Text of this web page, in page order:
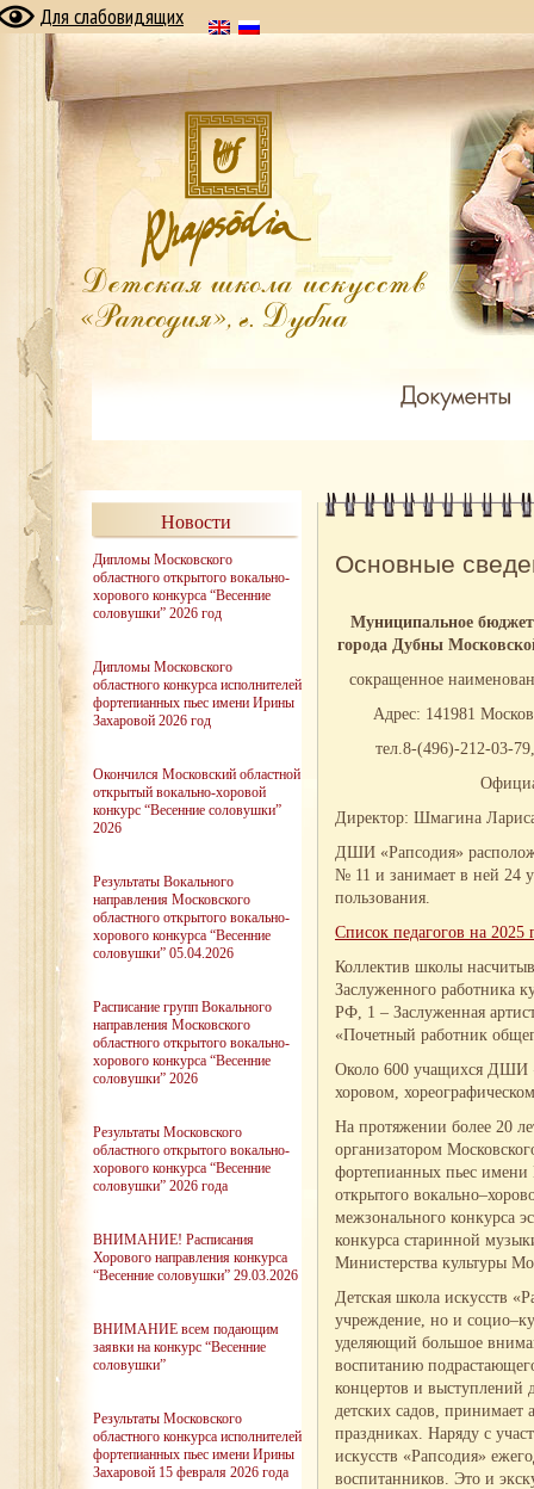
Для слабовидящих
Новости
Дипломы Московского
областного открытого вокально-
хорового конкурса “Весенние
соловушки” 2026 год
Дипломы Московского
областного конкурса исполнителей
фортепианных пьес имени Ирины
Захаровой 2026 год
Окончился Московский областной
открытый вокально-хоровой
конкурс “Весенние соловушки”
2026
Результаты Вокального
направления Московского
областного открытого вокально-
хорового конкурса “Весенние
соловушки” 05.04.2026
Расписание групп Вокального
направления Московского
областного открытого вокально-
хорового конкурса “Весенние
соловушки” 2026
Результаты Московского
областного открытого вокально-
хорового конкурса “Весенние
соловушки” 2026 года
ВНИМАНИЕ! Расписания
Хорового направления конкурса
“Весенние соловушки” 29.03.2026
ВНИМАНИЕ всем подающим
заявки на конкурс “Весенние
соловушки”
Результаты Московского
областного конкурса исполнителей
фортепианных пьес имени Ирины
Захаровой 15 февраля 2026 года
Основные
Муниципальное
города Дубны
сокращенное
Адрес: 141981
тел.8-(496)-212-03-
Директор: Шмагина
ДШИ «Рапсодия»
№ 11 и занимает в ней 24
пользования.
Список педагогов на 2025
Коллектив школы
Заслуженного работника
РФ, 1 – Заслуженная
«Почетный работник
Около 600 учащихся ДШИ
хоровом,
На протяжении более 20
организатором
фортепианных пьес имени
открытого
межзонального конкурса
конкурса старинной
Министерства культуры
Детская школа искусств
учреждение, но и
уделяющий большое
воспитанию
концертов и выступлений
детских садов, принимает
праздниках. Наряду с
искусств «Рапсодия»
воспитанников. Это и